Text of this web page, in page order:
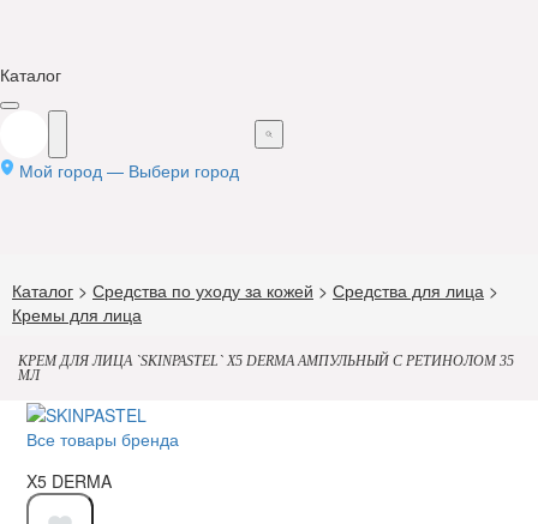
Каталог
Мой город — Выбери город
Каталог > Средства по уходу за кожей > Средства для лица >
Кремы для лица
КРЕМ ДЛЯ ЛИЦА `SKINPASTEL` X5 DERMA АМПУЛЬНЫЙ С РЕТИНОЛОМ 35
МЛ
Все товары бренда
X5 DERMA